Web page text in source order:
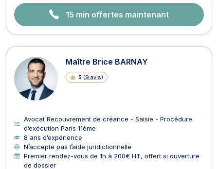
15 min offertes maintenant
Maître Brice BARNAY
5 (9 avis)
Avocat Recouvrement de créance - Saisie - Procédure
d’exécution Paris 11ème
8 ans d’expérience
N’accepte pas l’aide juridictionnelle
Premier rendez-vous de 1h à 200€ HT, offert si ouverture
de dossier